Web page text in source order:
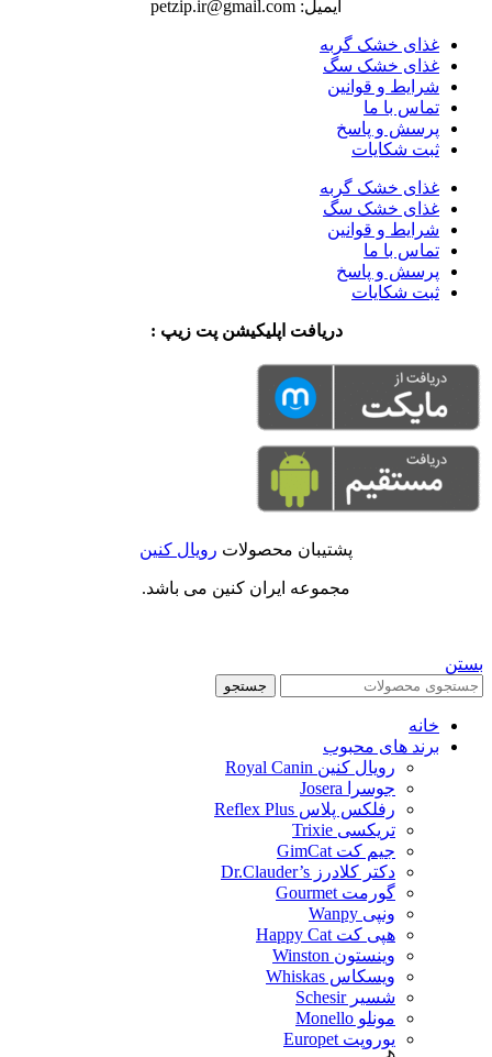
ایمیل: petzip.ir@gmail.com
غذای خشک گربه
غذای خشک سگ
شرایط و قوانین
تماس با ما
پرسش و پاسخ
ثبت شکایات
غذای خشک گربه
غذای خشک سگ
شرایط و قوانین
تماس با ما
پرسش و پاسخ
ثبت شکایات
دریافت اپلیکیشن پت زیپ :
پشتیبان محصولات رویال کنین
مجموعه ایران کنین می باشد.
بستن
جستجو
خانه
برند های محبوب
رویال کنین Royal Canin
جوسرا Josera
رفلکس پلاس Reflex Plus
تریکسی Trixie
جیم کت GimCat
دکتر کلادرز Dr.Clauder’s
گورمت Gourmet
ونپی Wanpy
هپی کت Happy Cat
وینستون Winston
ویسکاس Whiskas
شسیر Schesir
مونلو Monello
یوروپت Europet